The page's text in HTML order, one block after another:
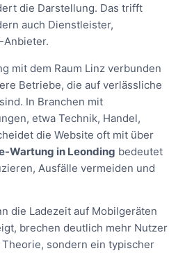
die Darstellung. Das trifft
auch Dienstleister,
Anbieter.
mit dem Raum Linz verbunden
Betriebe, die auf verlässliche
In Branchen mit
etwa Technik, Handel,
die Website oft mit über
Wartung in Leonding bedeutet
Ausfälle vermeiden und
die Ladezeit auf Mobilgeräten
brechen deutlich mehr Nutzer
sondern ein typischer